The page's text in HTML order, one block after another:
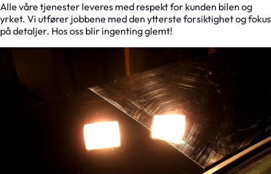
Alle våre tjenester leveres med respekt for kunden bilen og
yrket. Vi utfører jobbene med den ytterste forsiktighet og fokus
på detaljer. Hos oss blir ingenting glemt!